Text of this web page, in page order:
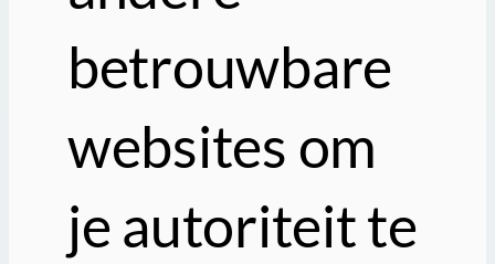
betrouwbare
websites om
je autoriteit te